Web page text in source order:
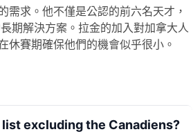
需求。他不僅是公認的前六名天才，
期解決方案。拉金的加入對加拿大人
休賽期確保他們的機會似乎很小。